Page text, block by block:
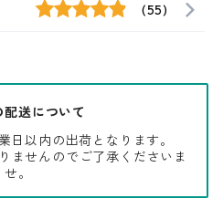
(55)
送について
日以内の出荷となります。
ませんのでご了承くださいま
せ。